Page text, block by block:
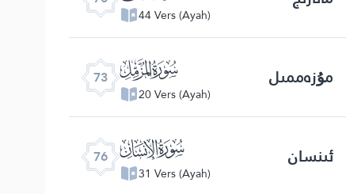
44 Vers (Ayah)
73 ﯶ
20 Vers (Ayah)
مۇزەممىل
76 ﯹ
31 Vers (Ayah)
ئىنسان